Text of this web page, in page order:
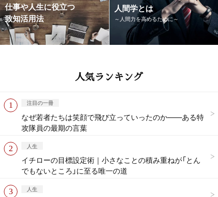
仕事や人生に役立つ
致知活用法
人間学とは
～人間力を高めるために～
人気ランキング
注目の一冊
なぜ若者たちは笑顔で飛び立っていったのか——ある特
攻隊員の最期の言葉
人生
イチローの目標設定術｜小さなことの積み重ねが「とん
でもないところ」に至る唯一の道
人生